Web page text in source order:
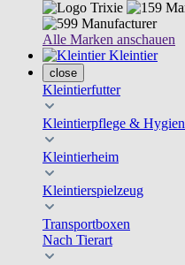
Alle Marken anschauen
Kleintier
close
Kleintierfutter
Kleintierpflege &
Kleintierheim
Kleintierspielzeug
Transportboxen
Nach Tierart